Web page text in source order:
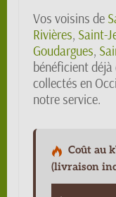
Vos voisins de
Rivières, Saint-
Goudargues,
bénéficient
collectés en
notre service.
Coût au
(livraison